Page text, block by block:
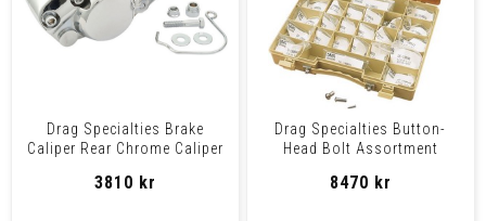
Drag Specialties Brake
Caliper Rear Chrome Caliper
3810 kr
Drag Specialties Button-
Head Bolt Assortment
8470 kr